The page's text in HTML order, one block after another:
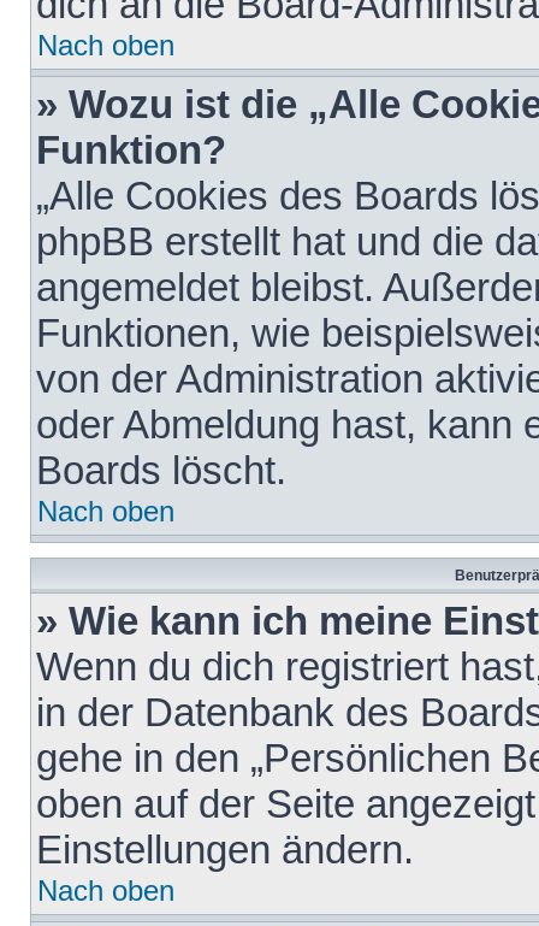
Nach oben
» Wozu ist die „Alle
Funktion?
„Alle Cookies des Boards
phpBB erstellt hat und die
angemeldet bleibst.
Funktionen, wie
von der Administration
oder Abmeldung hast, kann
Boards löscht.
Nach oben
» Wie kann ich meine
Wenn du dich registriert
in der Datenbank des
gehe in den „Persönlichen
oben auf der Seite
Einstellungen ändern.
Nach oben